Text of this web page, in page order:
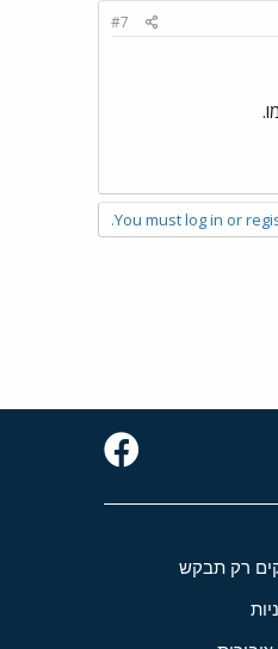
#7
You must log in or
רק תבקש